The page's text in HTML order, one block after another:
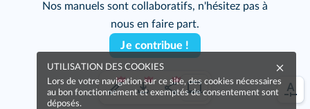
Nos manuels sont collaboratifs, n'hésitez pas à
nous en faire part.
Je contribue !
UTILISATION DES COOKIES
Lors de votre navigation sur ce site, des cookies nécessaires
au bon fonctionnement et exemptés de consentement sont
déposés.